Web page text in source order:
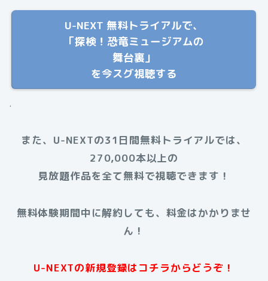
U-NEXT 無料トライアルで、
「探検！恐竜ミュージアムの
舞台裏」
を今スグ視聴する
.
また、U-NEXTの31日間無料トライアルでは、
270,000本以上の
見放題作品を全て無料で視聴できます！
無料体験期間中に解約しても、料金はかかりませ
ん！
U-NEXTの新規登録はコチラからどうぞ！